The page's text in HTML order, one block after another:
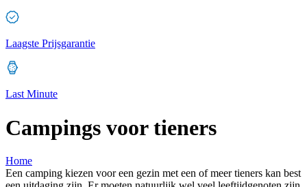
Laagste Prijsgarantie
Last Minute
Campings voor tieners
Home
Een camping kiezen voor een gezin met een of meer tieners kan best